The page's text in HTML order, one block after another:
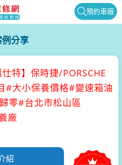
預約車廠
例分享
仕特】保時捷/PORSCHE
#大小保養價格#變速箱油
零#台北市松山區
廠
紹